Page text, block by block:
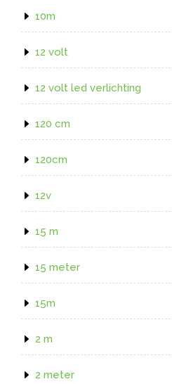
10m
12 volt
12 volt led verlichting
120 cm
120cm
12v
15 m
15 meter
15m
2 m
2 meter